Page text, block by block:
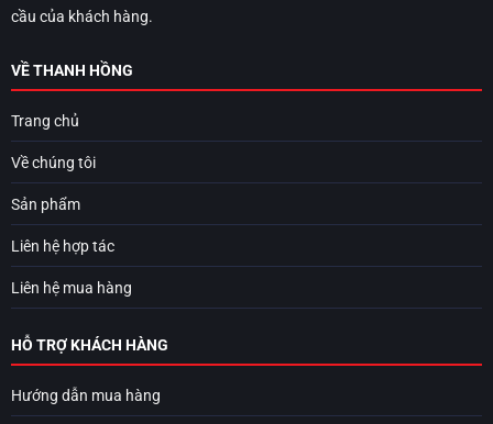
cầu của khách hàng.
VỀ THANH HỒNG
Trang chủ
Về chúng tôi
Sản phẩm
Liên hệ hợp tác
Liên hệ mua hàng
HỖ TRỢ KHÁCH HÀNG
Hướng dẫn mua hàng